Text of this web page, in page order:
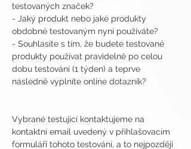
testovaných značek?
- Jaký produkt nebo jaké produkty
obdobné testovaným nyní používáte?
- Souhlasíte s tím, že budete testované
produkty používat pravidelně po celou
dobu testování (1 týden) a teprve
následně vyplníte online dotazník?
Vybrané testující kontaktujeme na
kontaktní email uvedený v přihlašovacím
formuláři tohoto testování, a to nejpozději